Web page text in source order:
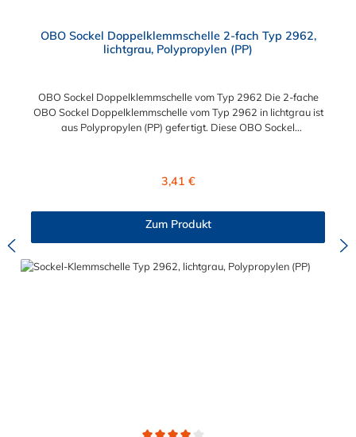
OBO Sockel Doppelklemmschelle 2-fach Typ 2962,
lichtgrau, Polypropylen (PP)
OBO Sockel Doppelklemmschelle vom Typ 2962 Die 2-fache
OBO Sockel Doppelklemmschelle vom Typ 2962 in lichtgrau ist
aus Polypropylen (PP) gefertigt. Diese OBO Sockel
Regulärer Preis:
3,41 €
Zum Produkt